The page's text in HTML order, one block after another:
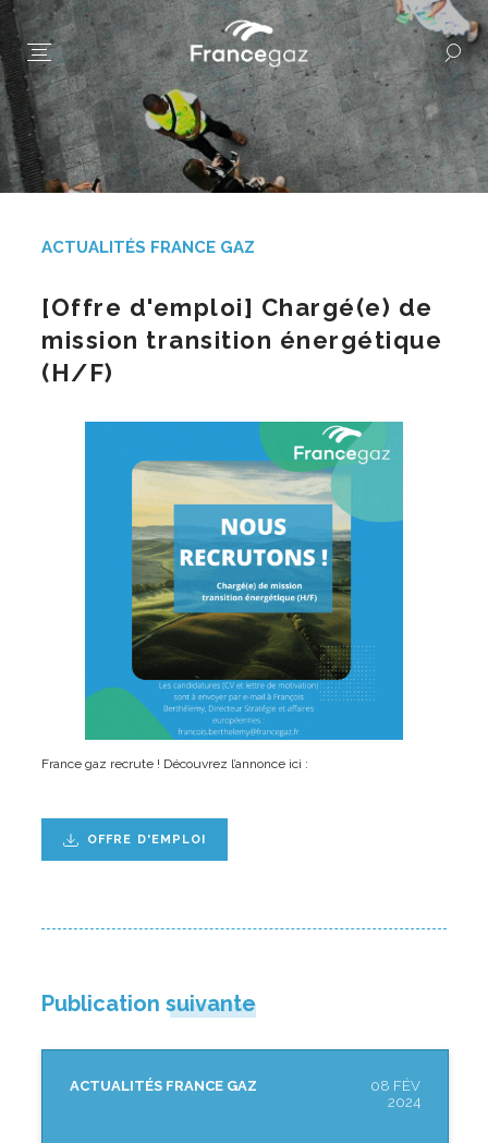
ACTUALITÉS FRANCE GAZ
[Offre d'emploi] Chargé(e) de
mission transition énergétique
(H/F)
France gaz recrute ! Découvrez l’annonce ici :
OFFRE D'EMPLOI
Publication suivante
ACTUALITÉS FRANCE GAZ
08 FÉV
2024